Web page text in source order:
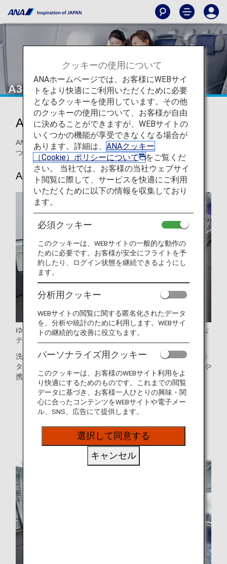
A380プレミアムエコノミー
ANAプレミアムエコノミー
ANAのA380 プレミアムエコノミークラスの座席・シートに
ついてのご案内です。
A380
ゆとりある38インチのシートピッチに、90度回転する大きな
テーブルを備え、通路へのアクセスも容易です。
洗練されたデザインに加え、15.6インチのクラス世界最大の
タッチパネル式モニター、6方向に動くヘッドレストの採用や
携帯電話や小物収納スペースが充実しています。
* 運航する機材や座席仕様などは予告なく変更となる場
合がございます。
クッキーの使用について
ANAホームページでは、お客様にWEBサイ
トをより快適にご利用いただくために必要
となるクッキーを使用しています。その他
のクッキーの使用について、お客様が自由
に決めることができますが、WEBサイトの
いくつかの機能が享受できなくなる場合が
あります。詳細は、 ANAクッキー
（Cookie）ポリシーについて
をご覧くだ
さい。 当社では、お客様の当社ウェブサイ
ト閲覧に際して、サービスを快適にご利用
いただくために以下の情報を収集しており
ます。
必須クッキー
このクッキーは、WEBサイトの一般的な動作の
ために必要です。お客様が安全にフライトを予
約したり、ログイン状態を継続できるようにし
ます。
分析用クッキー
WEBサイトの閲覧に関する匿名化されたデータ
を、分析や統計のために利用します。WEBサイ
トの継続的な改善に役立ちます。
パーソナライズ用クッキー
このクッキーは、お客様のWEBサイト利用をよ
り快適にするためのものです。これまでの閲覧
データに基づき、お客様一人ひとりの興味・関
心に合ったコンテンツをWEBサイトや電子メー
ル、SNS、広告にて提供します。
選択して同意する
キャンセル